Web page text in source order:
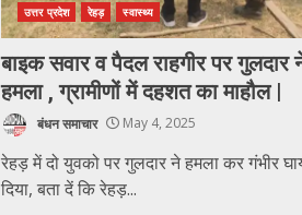
उत्तर प्रदेश रेहड़ स्वास्थ्य
बाइक सवार व पैदल राहगीर पर गुलदार
हमला , ग्रामीणों में दहशत का माहौल |
बंधन समाचार May 4, 2025
रेहड़ में दो युवको पर गुलदार ने हमला कर गंभीर
दिया, बता दें कि रेहड़...